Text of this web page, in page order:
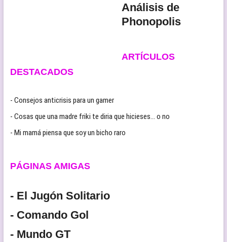
Análisis de
Phonopolis
ARTÍCULOS
DESTACADOS
- Consejos anticrisis para un gamer
- Cosas que una madre friki te diria que hicieses… o no
- Mi mamá piensa que soy un bicho raro
PÁGINAS AMIGAS
- El Jugón Solitario
- Comando Gol
- Mundo GT